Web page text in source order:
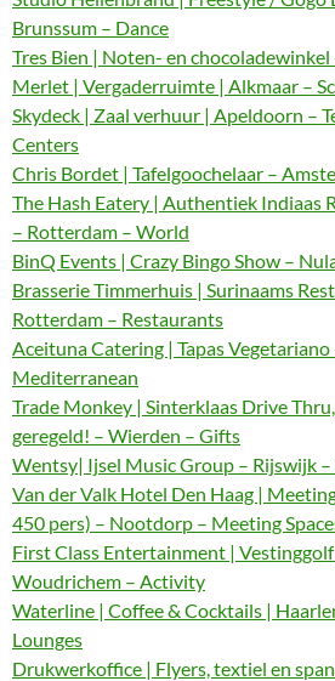
Brunssum – Dance
Tres Bien | Noten- en
Merlet | Vergaderruimte | Alkmaar –
Skydeck | Zaal verhuur | Apeldoorn –
Centers
Chris Bordet | Tafelgoochelaar –
The Hash Eatery | Authentiek Indiaas
– Rotterdam – World
BinQ Events | Crazy Bingo Show –
Brasserie Timmerhuis | Surinaams
Rotterdam – Restaurants
Aceituna Catering | Tapas
Mediterranean
Trade Monkey | Sinterklaas Drive
geregeld! – Wierden – Gifts
Wentsy| Ijsel Music Group – Rijswijk
Van der Valk Hotel Den Haag |
450 pers) – Nootdorp – Meeting
First Class Entertainment |
Woudrichem – Activity
Waterline | Coffee & Cocktails |
Lounges
Drukwerkoffice | Flyers, textiel en